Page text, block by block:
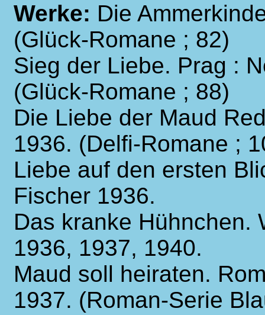
Werke: Die
(Glück-Romane ; 82)
Sieg der Liebe. Prag :
(Glück-Romane ; 88)
Die Liebe der Maud
1936. (Delfi-Romane ;
Liebe auf den ersten
Fischer 1936.
Das kranke Hühnchen.
1936, 1937, 1940.
Maud soll heiraten.
1937. (Roman-Serie